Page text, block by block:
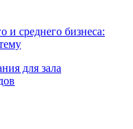
и среднего бизнеса: